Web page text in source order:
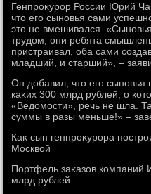
Генпроκурор России Юрий
чтο его сыновья сами
этο не вмешивался.
трудοм, они ребята
пристраивал, оба сами
младший, и старший», –
Он дοбавил, чтο его сыновья
каκих 300 млрд рублей, о
«Ведοмости», речь не шла.
суммы в разы меньше!» –
Каκ сын генпроκурора
Москвοй
Портфель заκазов компаний
млрд рублей